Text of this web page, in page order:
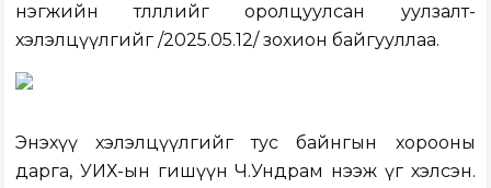
нэгжийн төлөөллийг оролцуулсан уулзалт-
хэлэлцүүлгийг /2025.05.12/ зохион байгууллаа.
Энэхүү хэлэлцүүлгийг тус байнгын хорооны
дарга, УИХ-ын гишүүн Ч.Ундрам нээж үг хэлсэн.